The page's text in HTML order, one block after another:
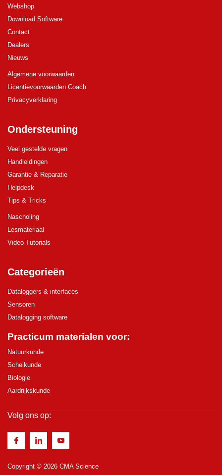
Webshop
Download Software
Contact
Dealers
Nieuws
Algemene voorwaarden
Licentievoorwaarden Coach
Privacyverklaring
Ondersteuning
Veel gestelde vragen
Handleidingen
Garantie & Reparatie
Helpdesk
Tips & Tricks
Nascholing
Lesmateriaal
Video Tutorials
Categorieën
Dataloggers & interfaces
Sensoren
Datalogging software
Practicum materialen voor:
Natuurkunde
Scheikunde
Biologie
Aardrijkskunde
Volg ons op:
Copyright © 2026 CMA Science